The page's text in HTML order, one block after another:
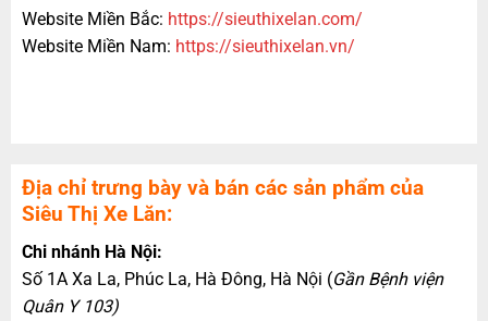
Website Miền Bắc: https://sieuthixelan.com/
Website Miền Nam: https://sieuthixelan.vn/
Địa chỉ trưng bày và bán các sản phẩm của
Siêu Thị Xe Lăn:
Chi nhánh Hà Nội:
Số 1A Xa La, Phúc La, Hà Đông, Hà Nội (Gần Bệnh viện
Quân Y 103)